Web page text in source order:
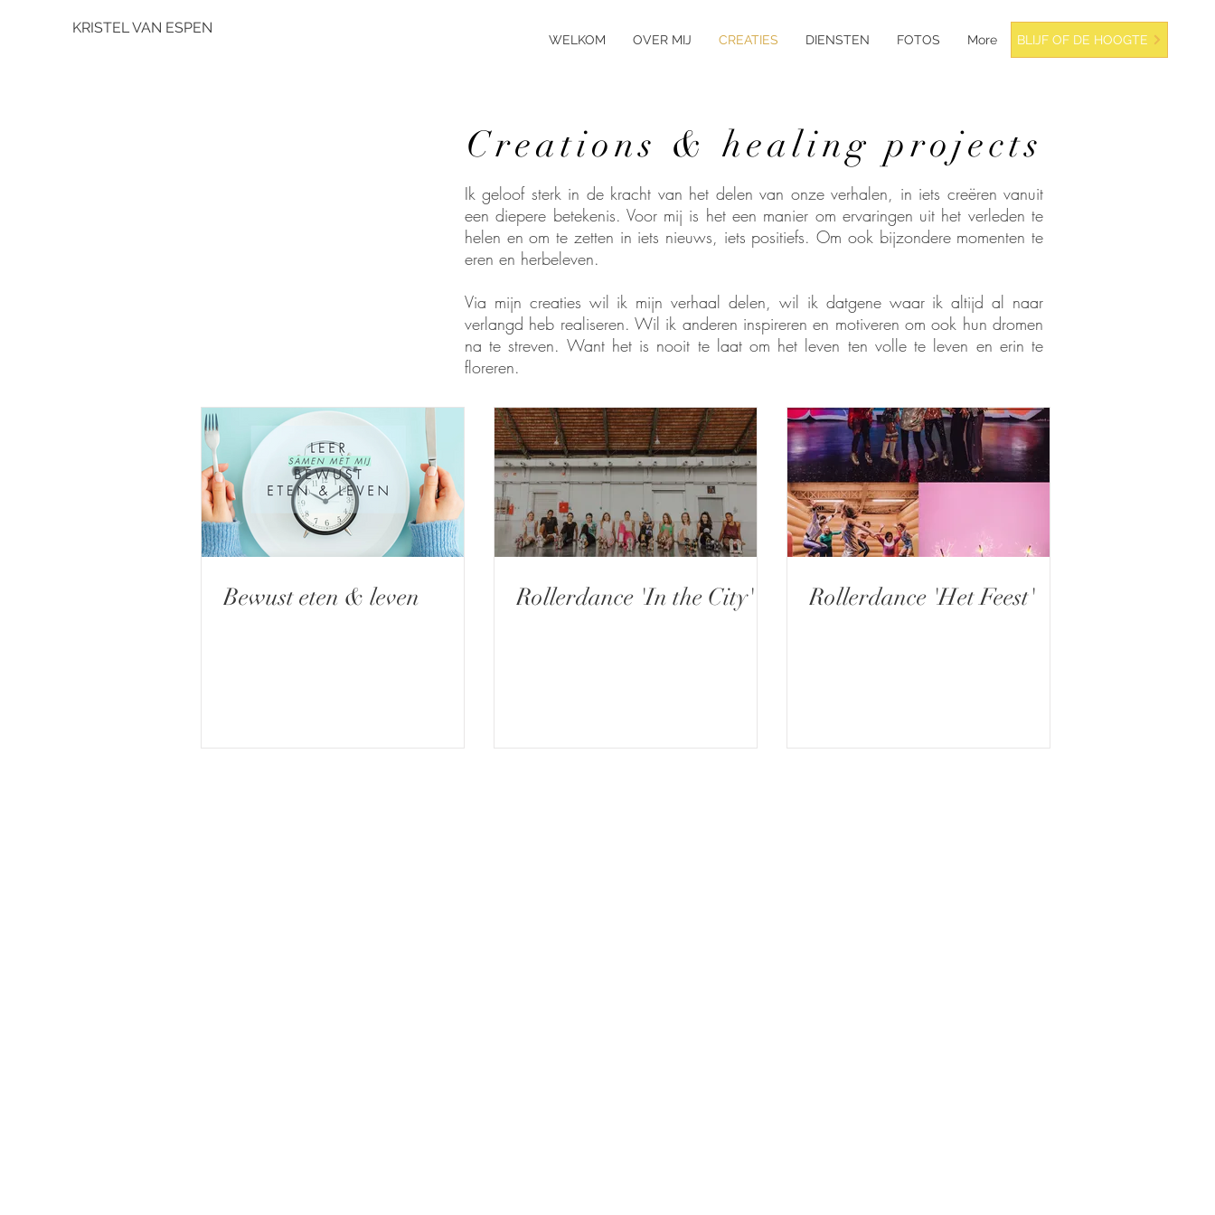
KRISTEL VAN ESPEN
WELKOM OVER MIJ CREATIES DIENSTEN FOTOS More BLIJF OF DE HOOGTE
Creations & healing projects
Ik geloof sterk in de kracht van het delen van onze verhalen, in iets creëren vanuit
een diepere betekenis. Voor mij is het een manier om ervaringen uit het verleden te
helen en om te zetten in iets nieuws, iets positiefs. Om ook bijzondere momenten te
eren en herbeleven.
Via mijn creaties wil ik mijn verhaal delen, wil ik datgene waar ik altijd al naar
verlangd heb realiseren. Wil ik anderen inspireren en motiveren om ook hun dromen
na te streven. Want het is nooit te laat om het leven ten volle te leven en erin te
floreren.
Bewust eten & leven Rollerdance 'In the City' Rollerdance 'Het Feest'